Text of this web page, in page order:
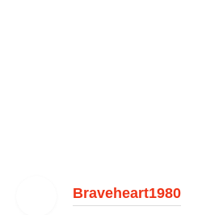
Braveheart1980